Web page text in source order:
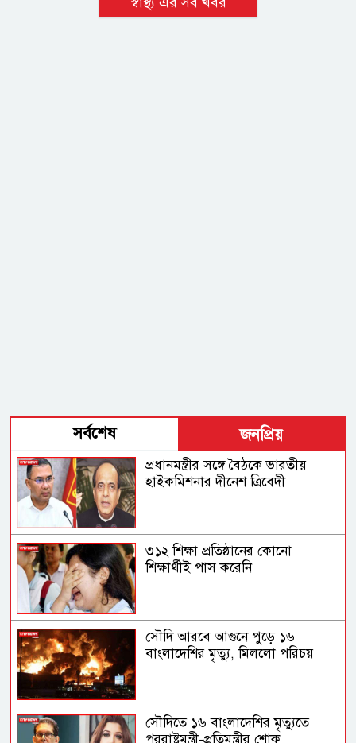
সর্বশেষ জনপ্রিয়
প্রধানমন্ত্রীর সঙ্গে বৈঠকে ভারতীয়
হাইকমিশনার দীনেশ ত্রিবেদী
৩১২ শিক্ষা প্রতিষ্ঠানের কোনো
শিক্ষার্থীই পাস করেনি
সৌদি আরবে আগুনে পুড়ে ১৬
বাংলাদেশির মৃত্যু, মিললো পরিচয়
সৌদিতে ১৬ বাংলাদেশির মৃত্যুতে
পররাষ্ট্রমন্ত্রী-প্রতিমন্ত্রীর শোক